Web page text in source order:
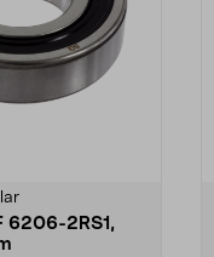
6206-2RS1,
5 stjärnor